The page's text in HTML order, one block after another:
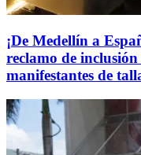
¡De Medellín a
reclamo de
manifestantes de